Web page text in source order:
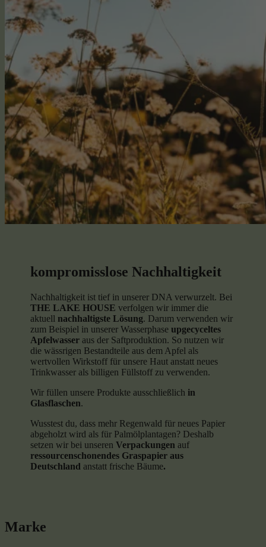
kompromisslose Nachhaltigkeit
Nachhaltigkeit ist tief in unserer DNA verwurzelt. Bei
THE LAKE HOUSE verfolgen wir immer die
aktuell nachhaltigste Lösung. Darum verwenden wir
zum Beispiel in unserer Wasserphase upgecyceltes
Apfelwasser aus der Saftproduktion. So nutzen wir
die wässrigen Bestandteile aus dem Apfel als
wertvollen Wirkstoff für unsere Haut anstatt neues
Trinkwasser als billigen Füllstoff zu verwenden.
Wir füllen unsere Produkte ausschließlich in
Glasflaschen.
Wusstest du, dass mehr Regenwald für neues Papier
abgeholzt wird als für Palmölplantagen? Deshalb
setzen wir bei unserenVerpackungen auf
ressourcenschonendes Graspapier aus
Deutschlandanstatt frische Bäume.
Marke